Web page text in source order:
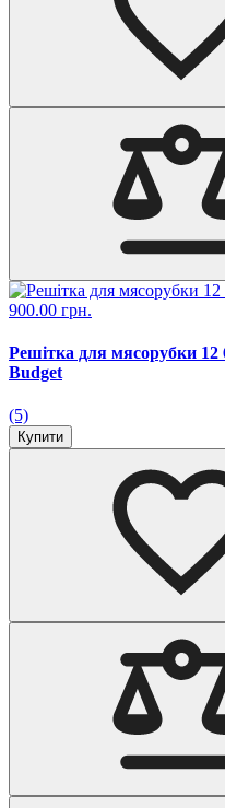
900.00 грн.
Решітка для мясорубки
Budget
(5)
Купити